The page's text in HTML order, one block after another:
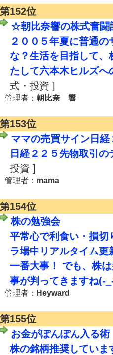
第152位
☆朝比奈響の株式奮
２００５年夏に普通
な？生活を目指して、
たして六本木ヒルズへ
式・投資 ]
管理者： 朝比奈 響
第153位
ママの売買サイン日
日経２２５先物取引の
投資 ]
管理者： mama
第154位
株の勉強会
平常心で利食い・損切
ラ場中リアルタイム
一番大事！ でも、株
事が判ってきますね(-
管理者： Heyward
第155位
お金がぽんぽん入る術
株の銘柄推奨していま